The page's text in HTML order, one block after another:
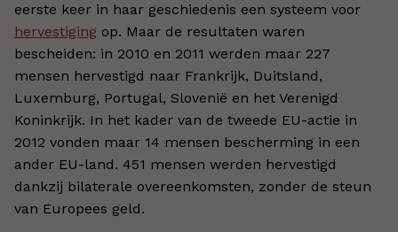
eerste keer in haar geschiedenis een systeem voor
hervestiging op. Maar de resultaten waren
bescheiden: in 2010 en 2011 werden maar 227
mensen hervestigd naar Frankrijk, Duitsland,
Luxemburg, Portugal, Slovenië en het Verenigd
Koninkrijk. In het kader van de tweede EU-actie in
2012 vonden maar 14 mensen bescherming in een
ander EU-land. 451 mensen werden hervestigd
dankzij bilaterale overeenkomsten, zonder de steun
van Europees geld.